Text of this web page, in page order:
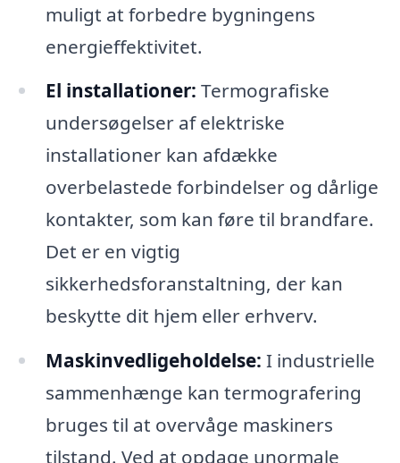
muligt at forbedre bygningens
energieffektivitet.
El installationer: Termografiske
undersøgelser af elektriske
installationer kan afdække
overbelastede forbindelser og dårlige
kontakter, som kan føre til brandfare.
Det er en vigtig
sikkerhedsforanstaltning, der kan
beskytte dit hjem eller erhverv.
Maskinvedligeholdelse: I industrielle
sammenhænge kan termografering
bruges til at overvåge maskiners
tilstand. Ved at opdage unormale